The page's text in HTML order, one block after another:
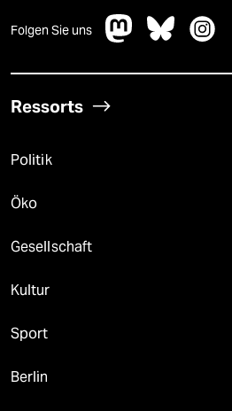
Folgen Sie uns
Ressorts
Politik
Öko
Gesellschaft
Kultur
Sport
Berlin